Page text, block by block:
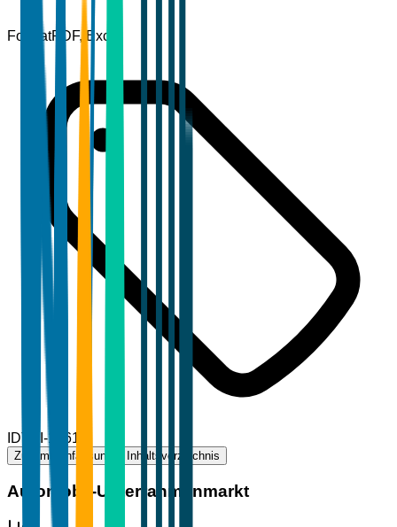
FormatPDF, Excel
IDTBI-16612
Zusammenfassung Inhaltsverzeichnis
Automobil-Unterrahmenmarkt